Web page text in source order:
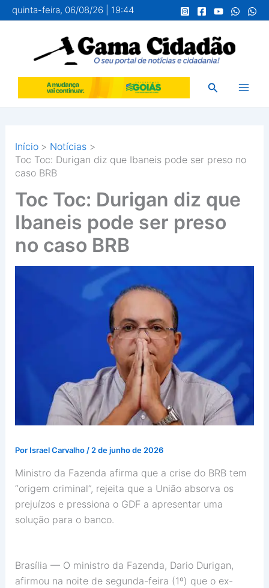
para
conteúdo
quinta-feira, 06/08/26 | 19:44
Pesquisar
Início
Notícias
Toc Toc: Durigan diz que Ibaneis pode ser preso no
caso BRB
Toc Toc: Durigan diz que
Ibaneis pode ser preso
no caso BRB
Por Israel Carvalho / 2 de junho de 2026
Ministro da Fazenda afirma que a crise do BRB tem
“origem criminal”, rejeita que a União absorva os
prejuízos e pressiona o GDF a apresentar uma
solução para o banco.
Brasília — O ministro da Fazenda, Dario Durigan,
afirmou na noite de segunda-feira (1º) que o ex-